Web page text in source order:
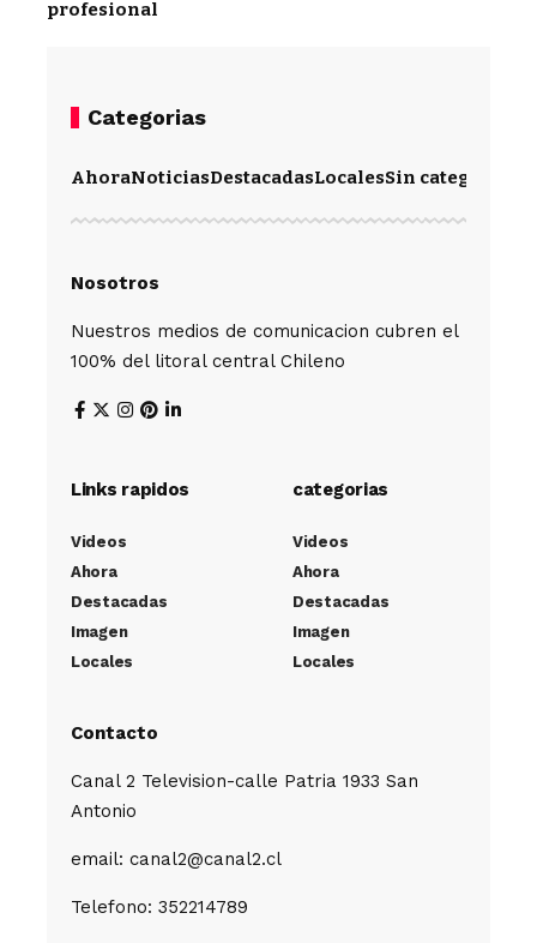
profesional
Categorias
AhoraNoticiasDestacadasLocalesSin categoría
Nosotros
Nuestros medios de comunicacion cubren el
100% del litoral central Chileno
Links rapidos
Videos
Ahora
Destacadas
Imagen
Locales
categorias
Videos
Ahora
Destacadas
Imagen
Locales
Contacto
Canal 2 Television-calle Patria 1933 San
Antonio
email: canal2@canal2.cl
Telefono: 352214789